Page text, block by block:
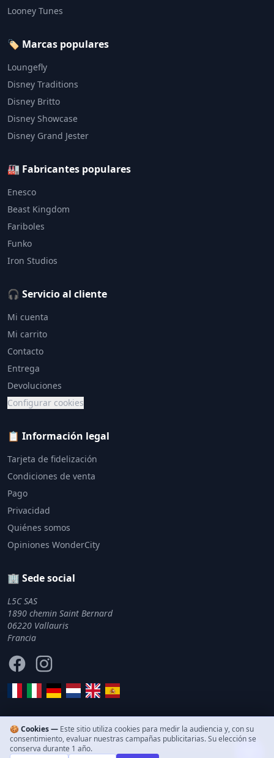
Looney Tunes
🏷️ Marcas populares
Loungefly
Disney Traditions
Disney Britto
Disney Showcase
Disney Grand Jester
🏭 Fabricantes populares
Enesco
Beast Kingdom
Fariboles
Funko
Iron Studios
🎧 Servicio al cliente
Mi cuenta
Mi carrito
Contacto
Entrega
Devoluciones
Configurar cookies
📋 Información legal
Tarjeta de fidelización
Condiciones de venta
Pago
Privacidad
Quiénes somos
Opiniones WonderCity
🏢 Sede social
L5C SAS
1890 chemin Saint Bernard
06220 Vallauris
Francia
FacebookInstagram
© 2011–2026 WonderCity. Todos los derechos reservados.
🍪 Cookies — Este sitio utiliza cookies para medir la audiencia y, con su
consentimiento, evaluar nuestras campañas publicitarias. Su elección se
conserva durante 1 año.